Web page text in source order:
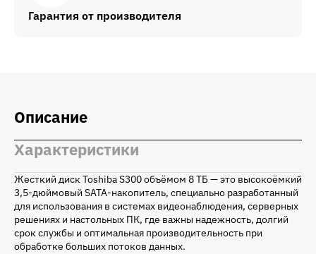
Гарантия от производителя
Описание
Характеристики
Жесткий диск Toshiba S300 объёмом 8 ТБ — это высокоёмкий
3,5-дюймовый SATA-накопитель, специально разработанный
для использования в системах видеонаблюдения, серверных
решениях и настольных ПК, где важны надежность, долгий
срок службы и оптимальная производительность при
обработке больших потоков данных.